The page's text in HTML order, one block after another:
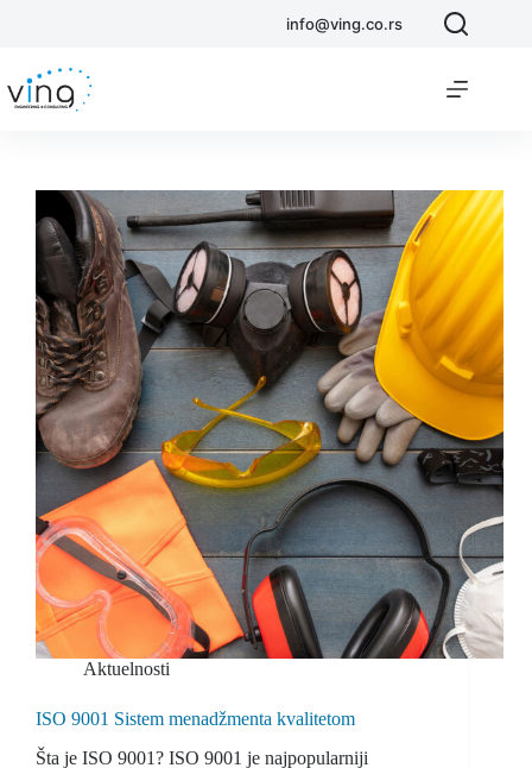
info@ving.co.rs
Aktuelnosti
ISO 9001 Sistem menadžmenta kvalitetom
Šta je ISO 9001? ISO 9001 je najpopularniji